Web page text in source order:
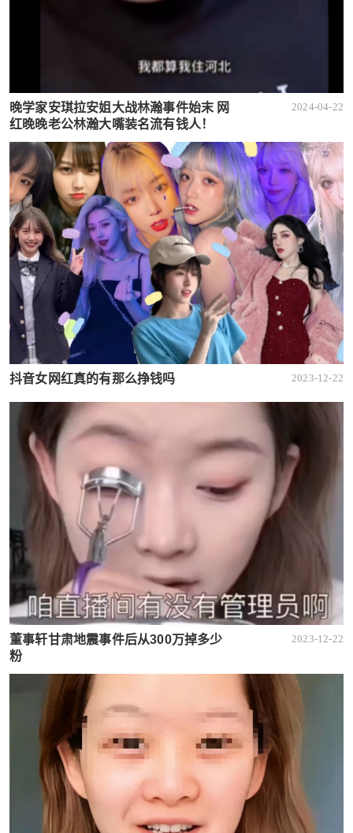
晚学家安琪拉安姐大战林瀚事件始末 网
红晚晚老公林瀚大嘴装名流有钱人！
2024-04-22
抖音女网红真的有那么挣钱吗 2023-12-22
董事轩甘肃地震事件后从300万掉多少
粉
2023-12-22